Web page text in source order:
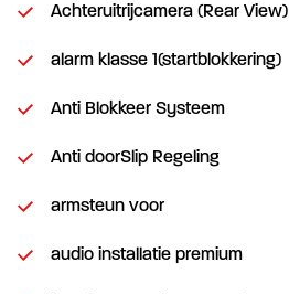
Achteruitrijcamera (Rear View)
alarm klasse 1(startblokkering)
Anti Blokkeer Systeem
Anti doorSlip Regeling
armsteun voor
audio installatie premium